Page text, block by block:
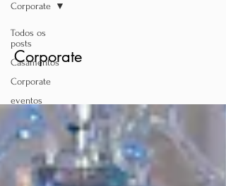
Todos os
posts
Casamentos
Corporate
eventos
Corporate
Corporate